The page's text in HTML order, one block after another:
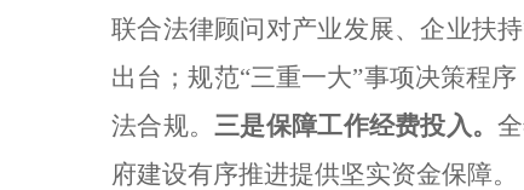
联合法律顾问对产业发展、企业扶
出台；规范“三重一大”事项决策程
法合规。三是保障工作经费投入。
府建设有序推进提供坚实资金保障。